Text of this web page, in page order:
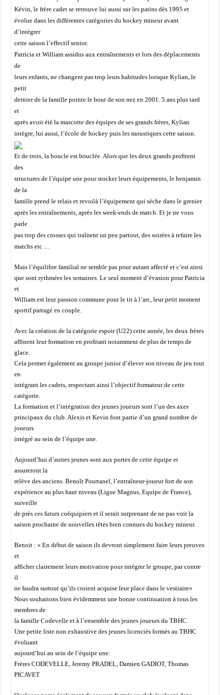
Kévin, le frère cadet se retrouve lui aussi sur les patins dès 1995 et
évolue dans les différentes catégories du hockey mineur avant
d’intégrer
cette saison l’effectif senior.
Patricia et William assidus aux entraînements et lors des déplacements
de
leurs enfants, ne changent pas trop leurs habitudes lorsque Kylian, le
petit
dernier de la famille pointe le bout de son nez en 2001. 5 ans plus tard
et
après avoir été la mascotte des équipes de ses grands frères, Kylian
intègre, lui aussi, l’école de hockey puis les moustiques cette saison.
Et de trois, la boucle est bouclée. Alors que les deux grands profitent
des
structures de l’équipe une pour stocker leurs équipements, le benjamin
de la
famille prend le relais et revoilà l’équipement qui sèche dans le grenier
après les entraînements, après les week-ends de match. Et je ne vous
parle
pas trop des crosses qui traînent un peu partout, des soirées à refaire les
matchs etc …
Mais l’équilibre familial ne semble pas pour autant affecté et c’est ainsi
que sont rythmées les semaines. Le seul moment d’évasion pour Patricia
et
William est leur passion commune pour le tir à l’arc, leur petit moment
sportif partagé en couple.
Avec la création de la catégorie espoir (U22) cette année, les deux frères
affinent leur formation en profitant notamment de plus de temps de
glace.
Cela permet également au groupe junior d’élever son niveau de jeu tout
en
intégrant les cadets, respectant ainsi l’objectif formateur de cette
catégorie.
La formation et l’intégration des jeunes joueurs sont l’un des axes
principaux du club. Alexis et Kevin font partie d’un grand nombre de
joueurs
intégré au sein de l’équipe une.
Aujourd’hui d’autres jeunes sont aux portes de cette équipe et
assureront la
relève des anciens. Benoît Pourtanel, l’entraîneur-joueur fort de son
expérience au plus haut niveau (Ligue Magnus, Equipe de France),
surveille
de près ces futurs coéquipiers et il serait surprenant de ne pas voir la
saison prochaine de nouvelles têtes bien connues du hockey mineur.
Benoit : « En début de saison ils devront simplement faire leurs preuves
et
afficher clairement leurs motivation pour intégrer le groupe, par contre
il
ne faudra surtout qu’ils croient acquise leur place dans le vestiaire»
Nous souhaitons bien évidemment une bonne continuation à tous les
membres de
la famille Codevelle et à l’ensemble des jeunes joueurs du TBHC.
Une petite liste non exhaustive des jeunes licenciés formés au TBHC
évoluant
aujourd’hui au sein de l’équipe une:
Frères CODEVELLE, Jeremy PRADEL, Damien GADIOT, Thomas
PICAVET